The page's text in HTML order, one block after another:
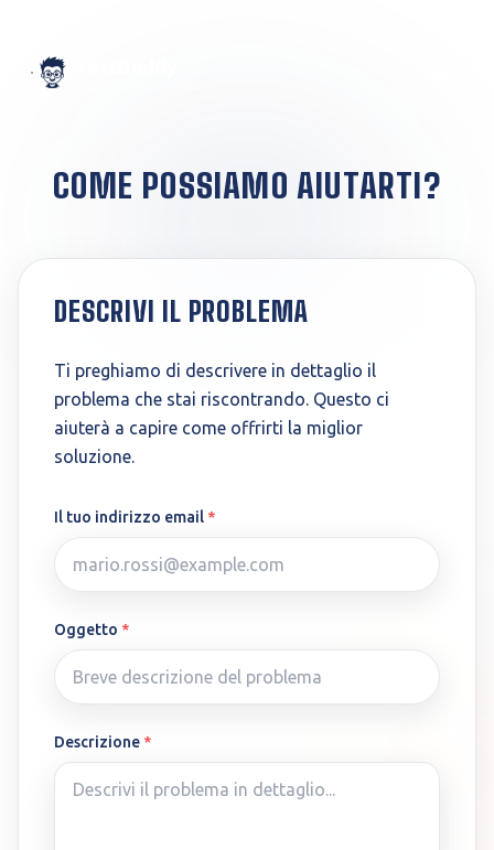
COME POSSIAMO AIUTARTI?
DESCRIVI IL PROBLEMA
Ti preghiamo di descrivere in dettaglio il
problema che stai riscontrando. Questo ci
aiuterà a capire come offrirti la miglior
soluzione.
Il tuo indirizzo email *
Oggetto *
Descrizione *